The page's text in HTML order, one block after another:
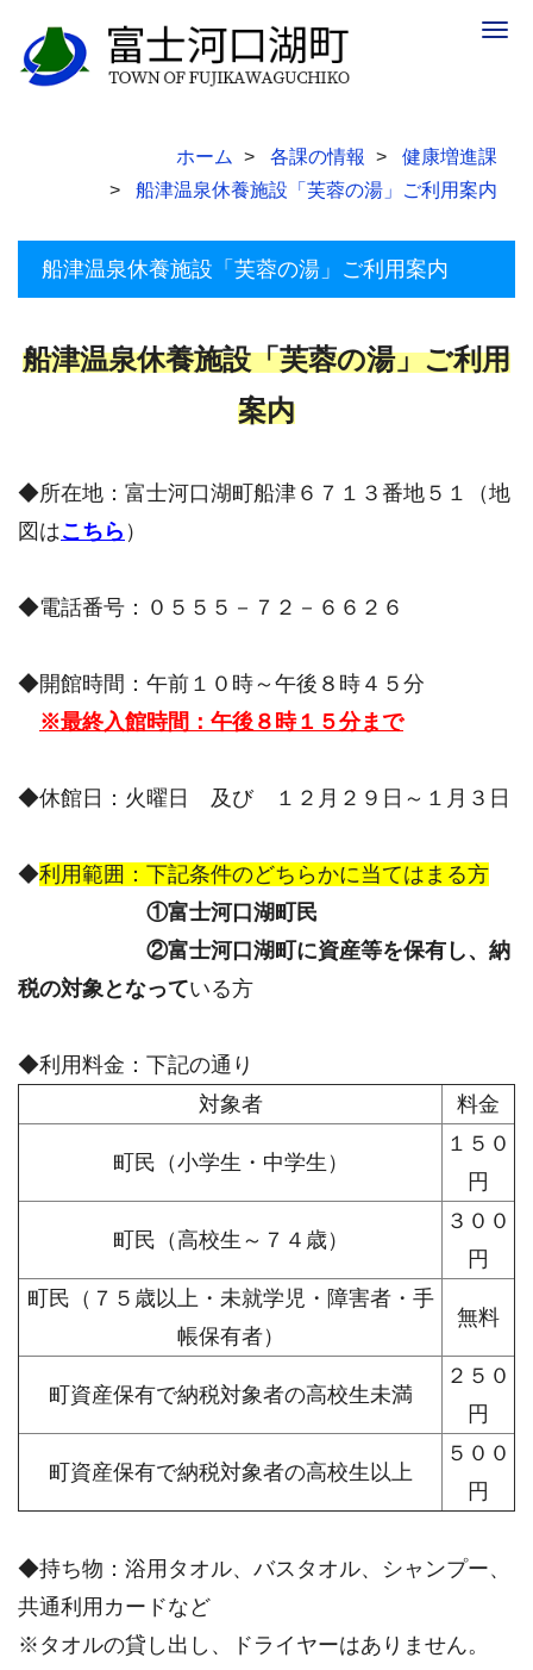
ホーム 各課の情報
健康増進課
船津温泉休養施設「芙蓉の湯」ご利用案内
船津温泉休養施設「芙蓉の湯」ご利用案内
船津温泉休養施設「芙蓉の湯」ご利用
案内
◆所在地：富士河口湖町船津６７１３番地５１（地
図はこちら ）
◆電話番号：０５５５－７２－６６２６
◆開館時間：午前１０時～午後８時４５分
※最終入館時間：午後８時１５分まで
◆休館日：火曜日 及び １２月２９日～１月３日
◆利用範囲：下記条件のどちらかに当てはまる方
①富士河口湖町民
②富士河口湖町に資産等を保有し、納
税の対象となっている方
◆利用料金：下記の通り
対象者
料金
町民（小学生・中学生）
１５０
円
町民（高校生～７４歳）
３００
円
町民（７５歳以上・未就学児・障害者・手
帳保有者）
無料
町資産保有で納税対象者の高校生未満
２５０
円
町資産保有で納税対象者の高校生以上
５００
円
◆持ち物：浴用タオル、バスタオル、シャンプー、
共通利用カードなど
※タオルの貸し出し、ドライヤーはありません。